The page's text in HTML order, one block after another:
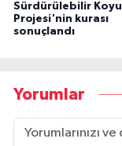
Sürdürülebilir
Projesi'nin kurası
sonuçlandı
Yorumlar